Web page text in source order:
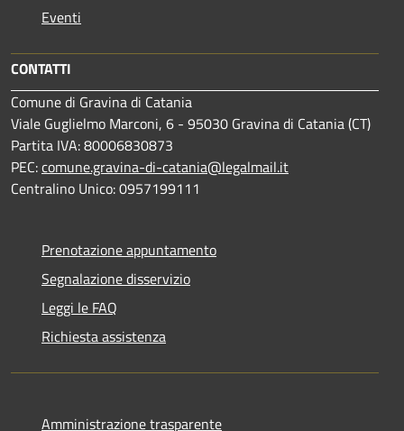
Eventi
CONTATTI
Comune di Gravina di Catania
Viale Guglielmo Marconi, 6 - 95030 Gravina di Catania (CT)
Partita IVA: 80006830873
PEC:comune.gravina-di-catania@legalmail.it
Centralino Unico: 0957199111
Prenotazione appuntamento
Segnalazione disservizio
Leggi le FAQ
Richiesta assistenza
Amministrazione trasparente